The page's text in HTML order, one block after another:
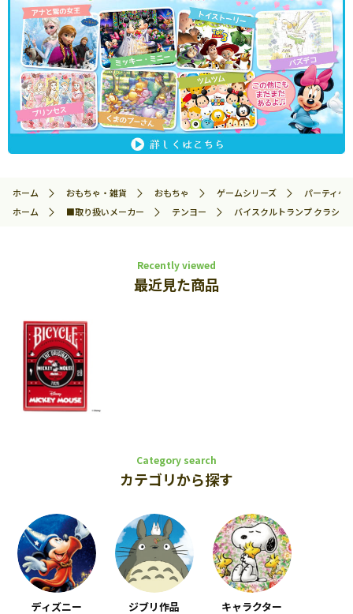
ホーム おもちゃ・雑貨 おもちゃ ゲームシリーズ
パーティゲ
ホーム
■取り扱いメーカー テンヨー バイスクルトランプ クラシ
Recently viewed
最近見た商品
Category search
カテゴリから探す
ディズニー ジブリ作品 キャラクター